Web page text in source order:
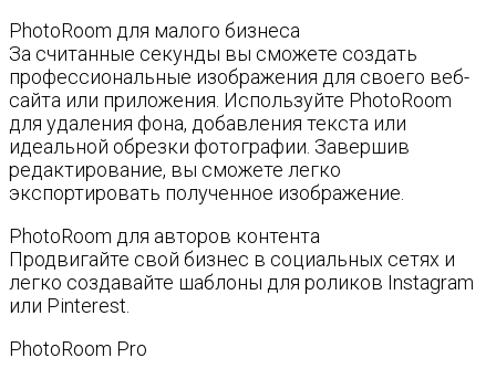
PhotoRoom для малого бизнеса
За считанные секунды вы сможете создать
профессиональные изображения для своего веб-
сайта или приложения. Используйте PhotoRoom
для удаления фона, добавления текста или
идеальной обрезки фотографии. Завершив
редактирование, вы сможете легко
экспортировать полученное изображение.
PhotoRoom для авторов контента
Продвигайте свой бизнес в социальных сетях и
легко создавайте шаблоны для роликов Instagram
или Pinterest.
PhotoRoom Pro